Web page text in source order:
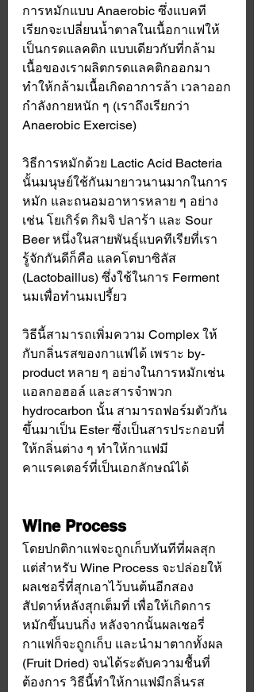
การหมักแบบ Anaerobic ซึ่งแบคที
เรียกจะเปลี่ยนน้ำตาลในเนื้อกาแฟให้
เป็นกรดแลคติก แบบเดียวกับที่กล้าม
เนื้อของเราผลิตกรดแลคติกออกมา
ทำให้กล้ามเนื้อเกิดอาการล้า เวลาออก
กำลังกายหนัก ๆ (เราถึงเรียกว่า
Anaerobic Exercise)
วิธีการหมักด้วย Lactic Acid Bacteria
นั้นมนุษย์ใช้กันมายาวนานมากในการ
หมัก และถนอมอาหารหลาย ๆ อย่าง
เช่น โยเกิร์ต กิมจิ ปลาร้า และ Sour
Beer หนึ่งในสายพันธุ์แบคทีเรียที่เรา
รู้จักกันดีก็คือ แลคโตบาซิลัส
(Lactobaillus) ซึ่งใช้ในการ Ferment
นมเพื่อทำนมเปรี้ยว
วิธีนี้สามารถเพิ่มความ Complex ให้
กับกลิ่นรสของกาแฟได้ เพราะ by-
product หลาย ๆ อย่างในการหมักเช่น
แอลกอฮอล์ และสารจำพวก
hydrocarbon นั้น สามารถฟอร์มตัวกัน
ขึ้นมาเป็น Ester ซึ่งเป็นสารประกอบที่
ให้กลิ่นต่าง ๆ ทำให้กาแฟมี
คาแรคเตอร์ที่เป็นเอกลักษณ์ได้
Wine Process
โดยปกติกาแฟจะถูกเก็บทันทีที่ผลสุก
แต่สำหรับ Wine Process จะปล่อยให้
ผลเชอรี่ที่สุกเอาไว้บนต้นอีกสอง
สัปดาห์หลังสุกเต็มที่ เพื่อให้เกิดการ
หมักขึ้นบนกิ่ง หลังจากนั้นผลเชอรี่
กาแฟก็จะถูกเก็บ และนำมาตากทั้งผล
(Fruit Dried) จนได้ระดับความชื้นที่
ต้องการ วิธีนี้ทำให้กาแฟมีกลิ่นรส